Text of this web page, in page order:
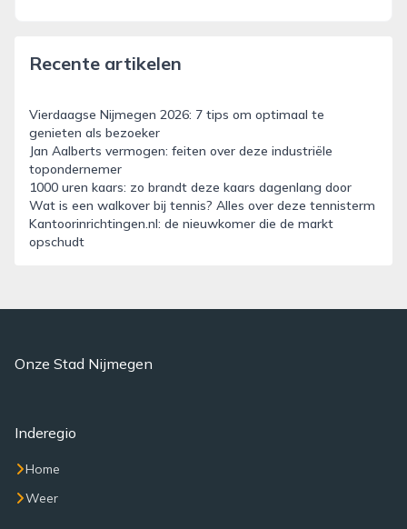
Recente artikelen
Vierdaagse Nijmegen 2026: 7 tips om optimaal te
genieten als bezoeker
Jan Aalberts vermogen: feiten over deze industriële
topondernemer
1000 uren kaars: zo brandt deze kaars dagenlang door
Wat is een walkover bij tennis? Alles over deze tennisterm
Kantoorinrichtingen.nl: de nieuwkomer die de markt
opschudt
Onze Stad Nijmegen
Inderegio
Home
Weer